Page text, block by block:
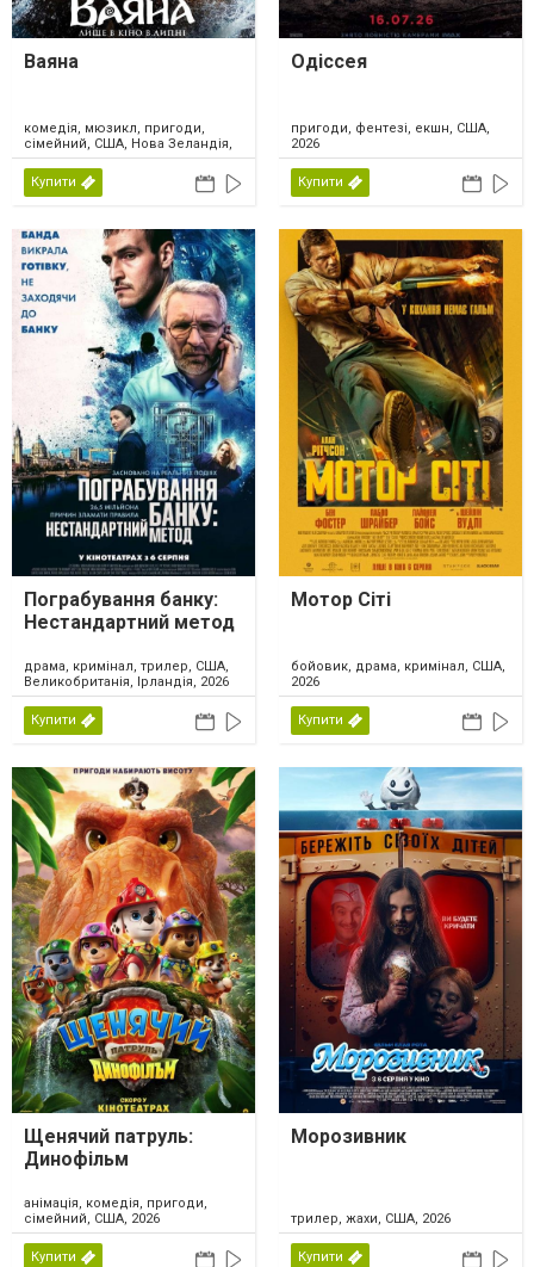
Ваяна
комедія, мюзикл, пригоди,
сімейний, США, Нова Зеландія,
2026
Купити
Одіссея
пригоди, фентезі, екшн, США,
2026
Купити
Пограбування банку:
Нестандартний метод
драма, кримінал, трилер, США,
Великобританія, Ірландія, 2026
Купити
Мотор Сіті
бойовик, драма, кримінал, США,
2026
Купити
Щенячий патруль:
Динофільм
анімація, комедія, пригоди,
сімейний, США, 2026
Купити
Морозивник
трилер, жахи, США, 2026
Купити